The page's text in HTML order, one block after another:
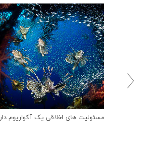
مسئولیت های اخلاقی یک آکواریوم دار
